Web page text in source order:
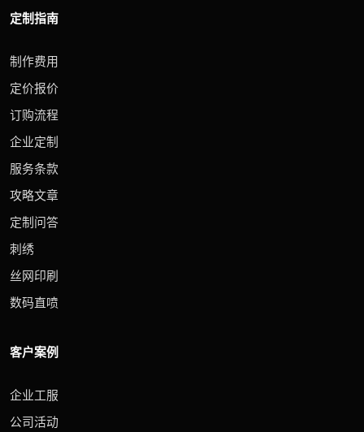
定制指南
制作费用
定价报价
订购流程
企业定制
服务条款
攻略文章
定制问答
刺绣
丝网印刷
数码直喷
客户案例
企业工服
公司活动